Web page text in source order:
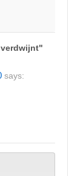
verdwijnt"
says: